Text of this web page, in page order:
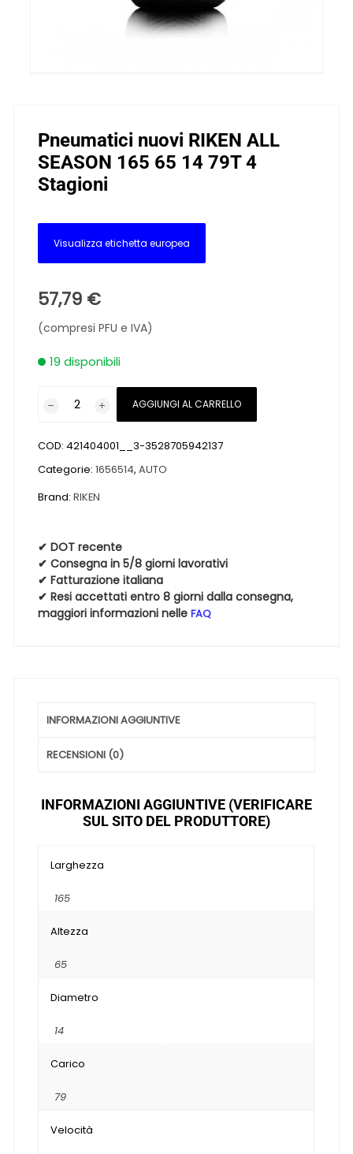
Pneumatici nuovi RIKEN ALL
SEASON 165 65 14 79T 4
Stagioni
Visualizza etichetta europea
57,79 €
(compresi PFU e IVA)
19 disponibili
ALL
SEASON
79T
4
Stagioni
quantità
AGGIUNGI AL CARRELLO
COD:421404001__3-3528705942137
Categorie:1656514,AUTO
Brand:RIKEN
✔ DOT recente
✔ Consegna in 5/8 giorni lavorativi
✔ Fatturazione italiana
✔ Resi accettati entro 8 giorni dalla consegna,
maggiori informazioni nelleFAQ
INFORMAZIONI AGGIUNTIVE
RECENSIONI (0)
INFORMAZIONI AGGIUNTIVE (VERIFICARE
SUL SITO DEL PRODUTTORE)
Larghezza
165
Altezza
65
Diametro
14
Carico
79
Velocità